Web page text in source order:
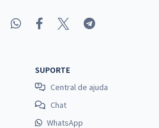
SUPORTE
Central de ajuda
Chat
WhatsApp